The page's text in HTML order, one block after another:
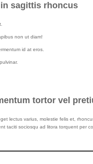
sagittis rhoncus
non ut diam!
id at eros.
tortor vel
lectus varius, molestie felis et,
taciti sociosqu ad litora torquent per